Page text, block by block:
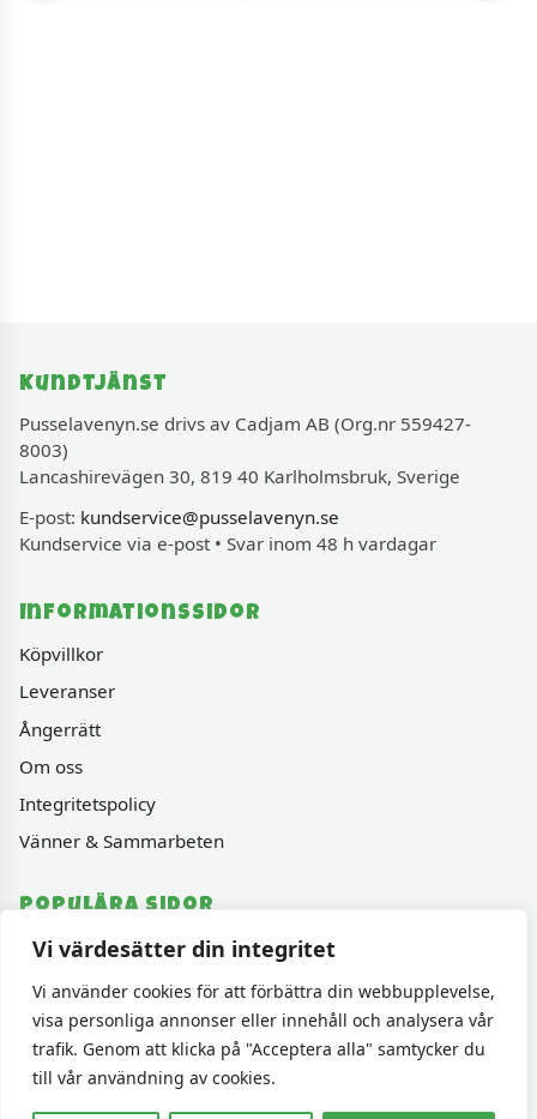
Vi värdesätter din integritet
Vi använder cookies för att förbättra din webbupplevelse,
visa personliga annonser eller innehåll och analysera vår
trafik. Genom att klicka på "Acceptera alla" samtycker du
till vår användning av cookies.
Kundtjänst
Pusselavenyn.se drivs av Cadjam AB (Org.nr 559427-
8003)
Lancashirevägen 30, 819 40 Karlholmsbruk, Sverige
E-post: kundservice@pusselavenyn.se
Kundservice via e-post • Svar inom 48 h vardagar
Informationssidor
Köpvillkor
Leveranser
Ångerrätt
Om oss
Integritetspolicy
Vänner & Sammarbeten
Populära sidor
Varumärken
Fyndhörnan
1000 bitars pussel
Sällskapspel